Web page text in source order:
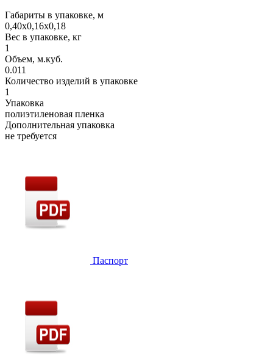
Габариты в упаковке, м
0,40х0,16х0,18
Вес в упаковке, кг
1
Объем, м.куб.
0.011
Количество изделий в упаковке
1
Упаковка
полиэтиленовая пленка
Дополнительная упаковка
не требуется
Паспорт